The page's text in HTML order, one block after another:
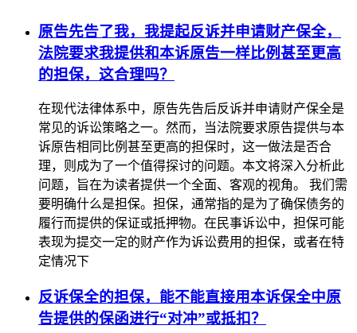
原告先告了我，我提起反诉并申请财产保全，
法院要求我提供和本诉原告一样比例甚至更高
的担保，这合理吗？
在现代法律体系中，原告先告后反诉并申请财产保全是
常见的诉讼策略之一。然而，当法院要求原告提供与本
诉原告相同比例甚至更高的担保时，这一做法是否合
理，则成为了一个值得探讨的问题。本文将深入分析此
问题，旨在为读者提供一个全面、客观的视角。 我们需
要明确什么是担保。担保，通常指的是为了确保债务的
履行而提供的保证或抵押物。在民事诉讼中，担保可能
表现为提交一定的财产作为诉讼费用的担保，或者在特
定情况下
反诉保全的担保，能不能直接用本诉保全中原
告提供的保函进行“对冲”或抵扣？